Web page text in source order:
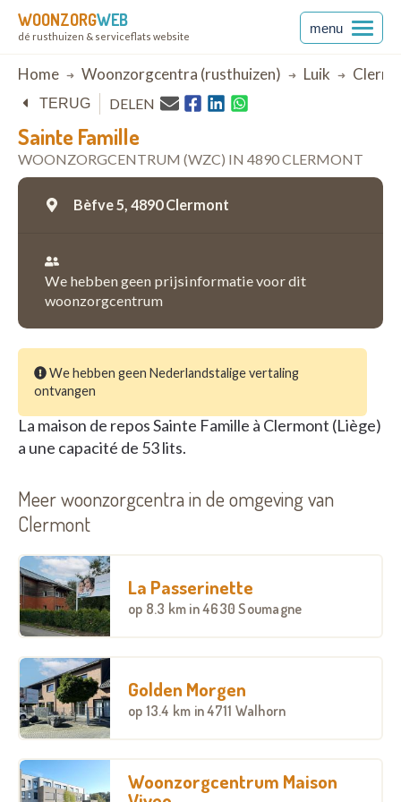
WOONZORGWEB
dé rusthuizen & serviceflats website
menu
Breadcrumb
Home Woonzorgcentra (rusthuizen) Luik
Sainte Famille
WOONZORGCENTRUM (WZC) IN 4890 CLERMONT
TERUG DELEN
Bèfve 5, 4890 Clermont
We hebben geen prijsinformatie voor dit
woonzorgcentrum
We hebben geen Nederlandstalige vertaling
ontvangen
La maison de repos Sainte Famille à Clermont (Liège)
a une capacité de 53 lits.
Meer woonzorgcentra in de omgeving van
Clermont
La Passerinette
op 8.3 km in 4630 Soumagne
Golden Morgen
op 13.4 km in 4711 Walhorn
Woonzorgcentrum Maison